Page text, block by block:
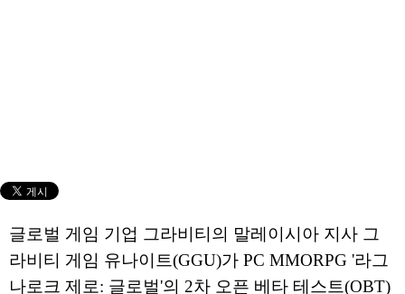
글로벌 게임 기업 그라비티의 말레이시아 지사 그
라비티 게임 유나이트(GGU)가 PC MMORPG '라그
나로크 제로: 글로벌'의 2차 오픈 베타 테스트(OBT)